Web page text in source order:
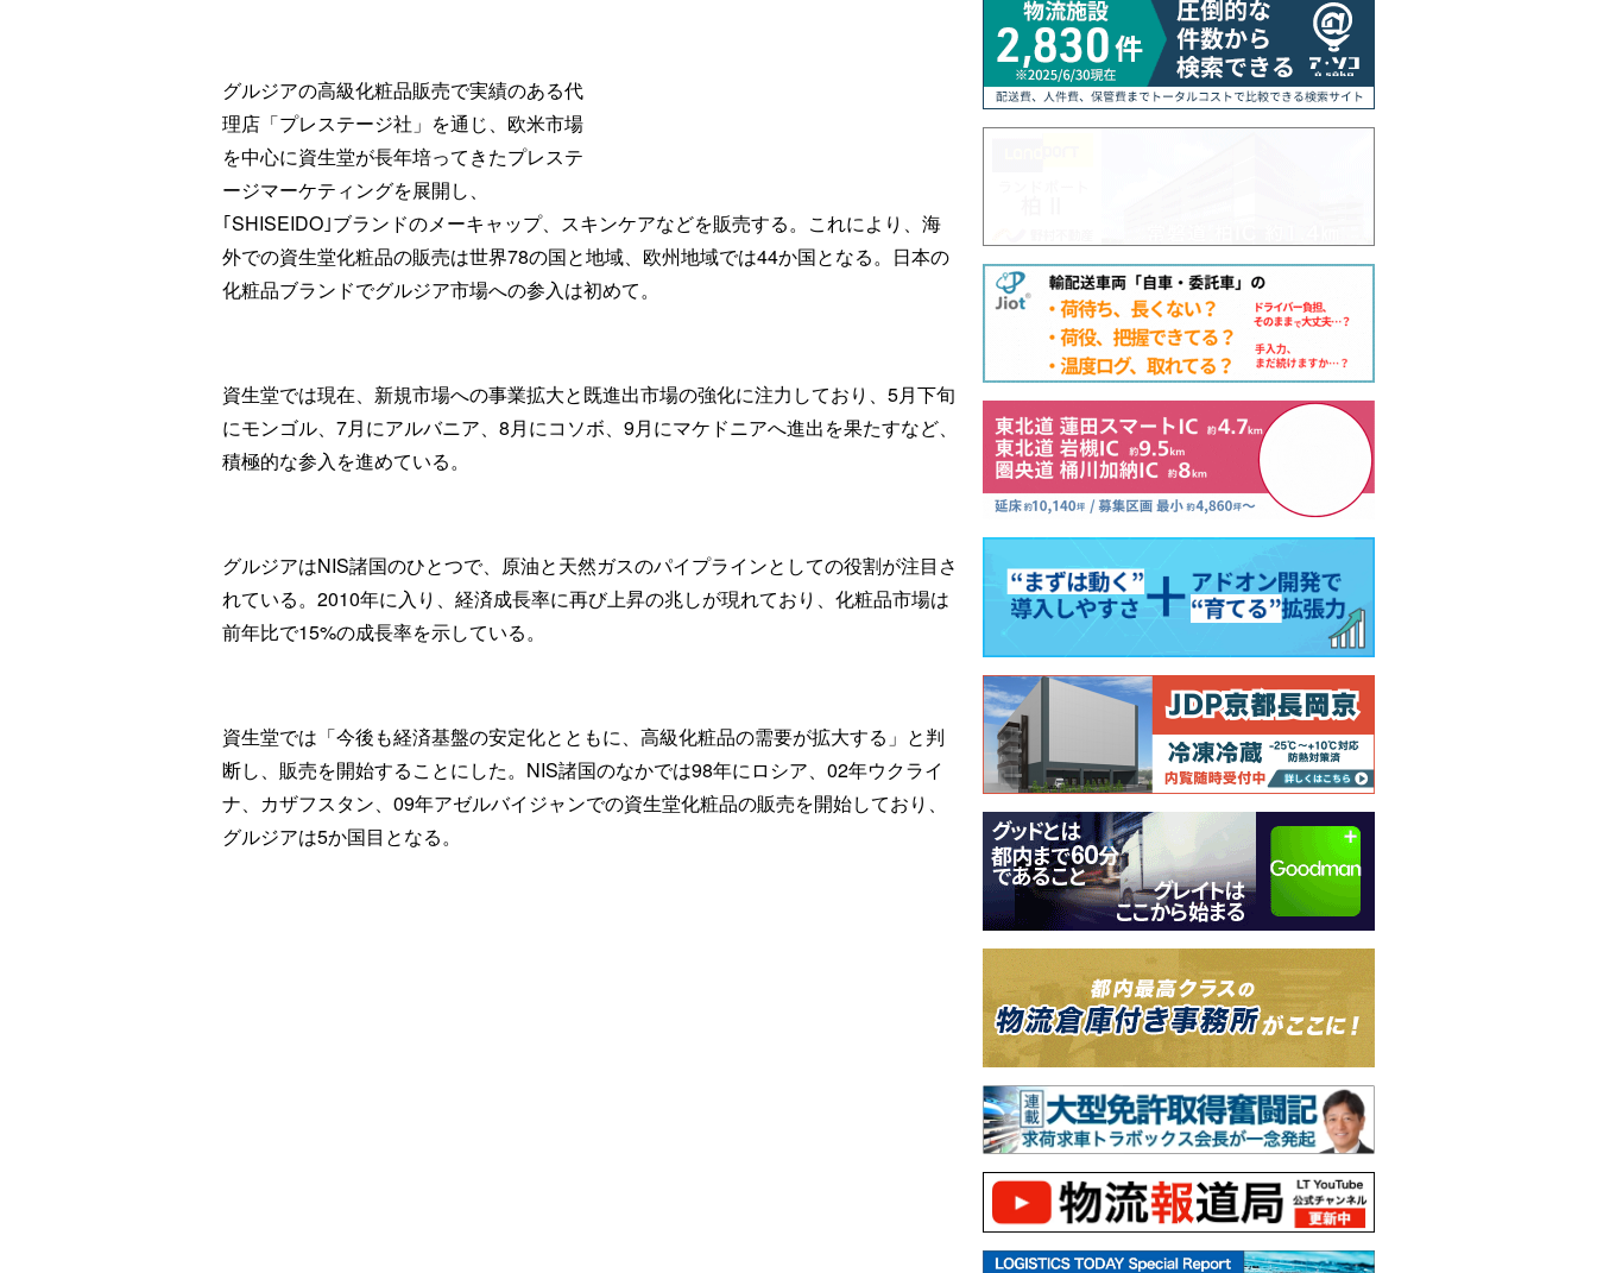
グルジアの高級化粧品販売で実績のある代
理店「プレステージ社」を通じ、欧米市場
を中心に資生堂が長年培ってきたプレステ
ージマーケティングを展開し、
｢SHISEIDO｣ブランドのメーキャップ、スキンケアなどを販売する。これにより、海
外での資生堂化粧品の販売は世界78の国と地域、欧州地域では44か国となる。日本の
化粧品ブランドでグルジア市場への参入は初めて。
資生堂では現在、新規市場への事業拡大と既進出市場の強化に注力しており、5月下旬
にモンゴル、7月にアルバニア、8月にコソボ、9月にマケドニアへ進出を果たすなど、
積極的な参入を進めている。
グルジアはNIS諸国のひとつで、原油と天然ガスのパイプラインとしての役割が注目さ
れている。2010年に入り、経済成長率に再び上昇の兆しが現れており、化粧品市場は
前年比で15%の成長率を示している。
資生堂では「今後も経済基盤の安定化とともに、高級化粧品の需要が拡大する」と判
断し、販売を開始することにした。NIS諸国のなかでは98年にロシア、02年ウクライ
ナ、カザフスタン、09年アゼルバイジャンでの資生堂化粧品の販売を開始しており、
グルジアは5か国目となる。